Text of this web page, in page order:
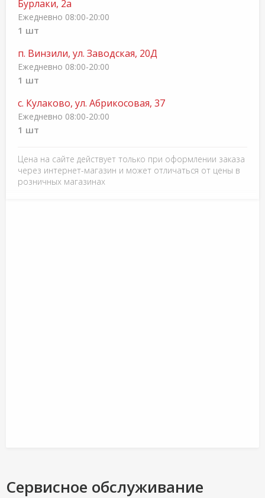
Бурлаки, 2а
Ежедневно 08:00-20:00
1 шт
п. Винзили, ул. Заводская, 20Д
Ежедневно 08:00-20:00
1 шт
с. Кулаково, ул. Абрикосовая, 37
Ежедневно 08:00-20:00
1 шт
Цена на сайте действует только при оформлении заказа
через интернет-магазин и может отличаться от цены в
розничных магазинах
Сервисное обслуживание